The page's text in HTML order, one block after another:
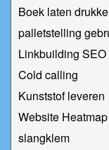
Boek laten
palletstelling
Linkbuilding SEO
Cold calling
Kunststof leveren
Website Heatmap
slangklem